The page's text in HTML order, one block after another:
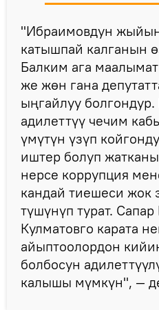
"Ибраимовдун
катышпай калганын
Балким ага
же жөн гана
ыңгайлуу
адилеттүү чечим
үмүтүн үзүп
иштер болуп
нерсе коррупция
кандай тиешеси жок
түшүнүп турат.
Кулматовго карата
айыптоолордон
болбосун
калышы мүмкүн", —